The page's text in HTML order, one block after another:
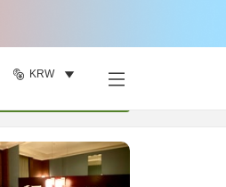
KRW